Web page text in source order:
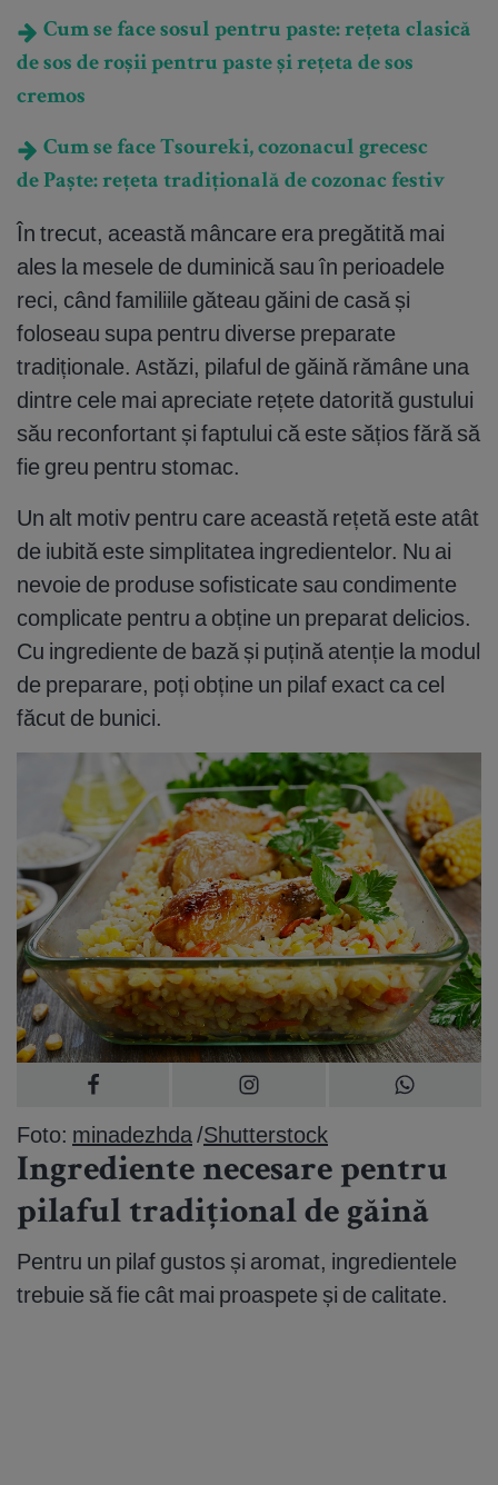
Cum se face sosul pentru paste: rețeta clasică
de sos de roșii pentru paste și rețeta de sos
cremos
Cum se face Tsoureki, cozonacul grecesc
de Paște: rețeta tradițională de cozonac festiv
În trecut, această mâncare era pregătită mai
ales la mesele de duminică sau în perioadele
reci, când familiile găteau găini de casă și
foloseau supa pentru diverse preparate
tradiționale. Astăzi, pilaful de găină rămâne una
dintre cele mai apreciate rețete datorită gustului
său reconfortant și faptului că este sățios fără să
fie greu pentru stomac.
Un alt motiv pentru care această rețetă este atât
de iubită este simplitatea ingredientelor. Nu ai
nevoie de produse sofisticate sau condimente
complicate pentru a obține un preparat delicios.
Cu ingrediente de bază și puțină atenție la modul
de preparare, poți obține un pilaf exact ca cel
făcut de bunici.
Foto: minadezhda/Shutterstock
Ingrediente necesare pentru
pilaful tradițional de găină
Pentru un pilaf gustos și aromat, ingredientele
trebuie să fie cât mai proaspete și de calitate.